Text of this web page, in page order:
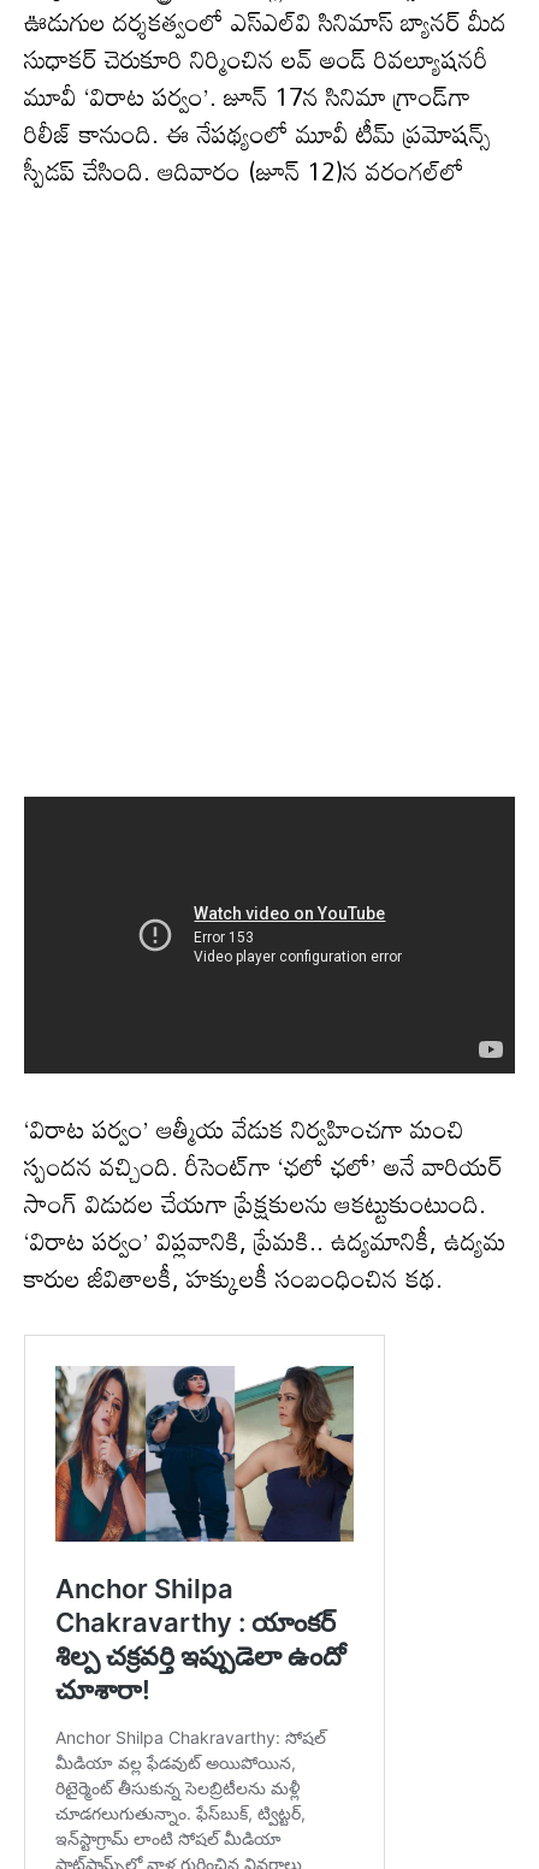
ఊడుగుల దర్శకత్వంలో ఎస్ఎల్‌వి సినిమాస్ బ్యానర్ మీద
సుధాకర్ చెరుకూరి నిర్మించిన లవ్ అండ్ రివల్యూషనరీ
మూవీ ‘విరాట పర్వం’. జూన్ 17న సినిమా గ్రాండ్‌గా
రిలీజ్ కానుంది. ఈ నేపథ్యంలో మూవీ టీమ్ ప్రమోషన్స్
స్పీడప్ చేసింది. ఆదివారం (జూన్ 12)న వరంగల్‌లో
‘విరాట పర్వం’ ఆత్మీయ వేడుక నిర్వహించగా మంచి
స్పందన వచ్చింది. రీసెంట్‌గా ‘ఛలో ఛలో’ అనే వారియర్
సాంగ్ విడుదల చేయగా ప్రేక్షకులను ఆకట్టుకుంటుంది.
‘విరాట పర్వం’ విప్లవానికి, ప్రేమకి.. ఉద్యమానికీ, ఉద్యమ
కారుల జీవితాలకీ, హక్కులకీ సంబంధించిన కథ.